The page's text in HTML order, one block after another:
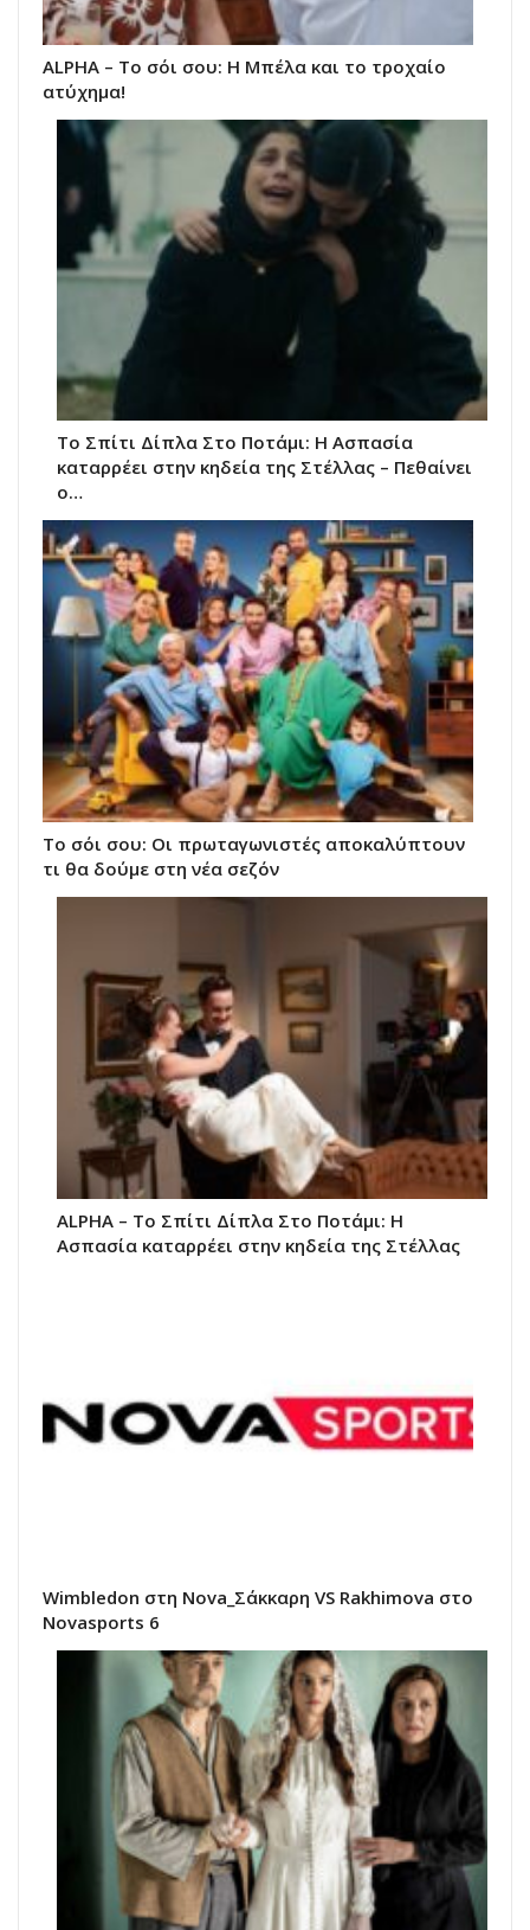
ALPHA – Το σόι σου: Η Μπέλα και το τροχαίο
ατύχημα!
Το Σπίτι Δίπλα Στο Ποτάμι: Η Ασπασία
καταρρέει στην κηδεία της Στέλλας – Πεθαίνει
ο…
Το σόι σου: Οι πρωταγωνιστές αποκαλύπτουν
τι θα δούμε στη νέα σεζόν
ALPHA – Το Σπίτι Δίπλα Στο Ποτάμι: Η
Ασπασία καταρρέει στην κηδεία της Στέλλας
Wimbledon στη Nova_Σάκκαρη VS Rakhimova στο
Novasports 6